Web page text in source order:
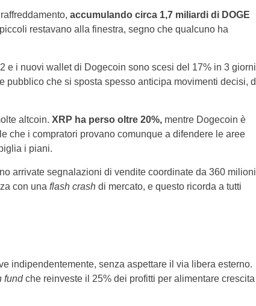
accumulando circa 1,7 miliardi di DOGE
restavano alla finestra, segno che qualcuno ha
e i nuovi wallet di Dogecoin sono scesi del 17% in 3
pubblico che si sposta spesso anticipa movimenti decisi,
altcoin. XRP ha perso oltre 20%,mentre Dogecoin è
che i compratori provano comunque a difendere le aree
i piani.
arrivate segnalazioni di vendite coordinate da 360 milioni
con una flash crashdi mercato, e questo ricorda a tutti
indipendentemente, senza aspettare il via libera esterno.
fundche reinveste il 25% dei profitti per alimentare crescita